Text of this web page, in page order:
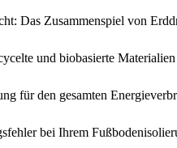
Das Zusammenspiel von
und biobasierte Materialien
für den gesamten
bei Ihrem